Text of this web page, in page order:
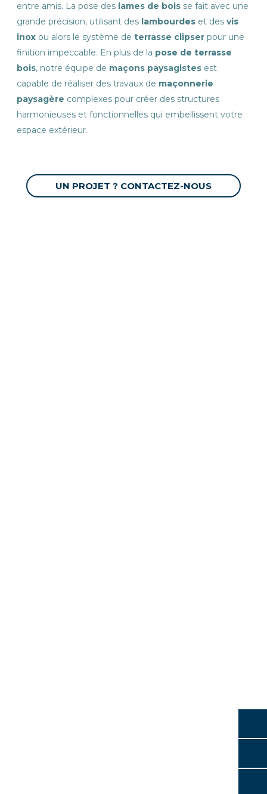
entre amis. La pose des lames de bois se fait avec une
grande précision, utilisant des lambourdes et des vis
inox ou alors le système de terrasse clipser pour une
finition impeccable. En plus de la pose de terrasse
bois, notre équipe de maçons paysagistes est
capable de réaliser des travaux de maçonnerie
paysagère complexes pour créer des structures
harmonieuses et fonctionnelles qui embellissent votre
espace extérieur.
UN PROJET ? CONTACTEZ-NOUS